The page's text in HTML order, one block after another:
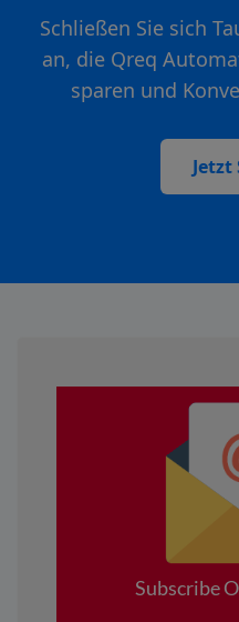
Schließen Sie sich
an, die Qreq
sparen und